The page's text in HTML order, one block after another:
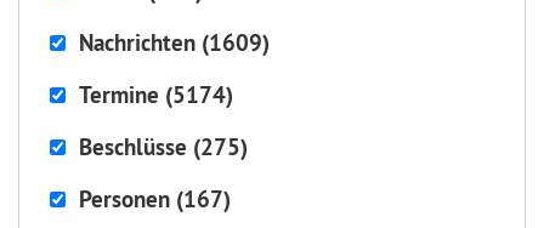
Nachrichten (1609)
Termine (5174)
Beschlüsse (275)
Personen (167)